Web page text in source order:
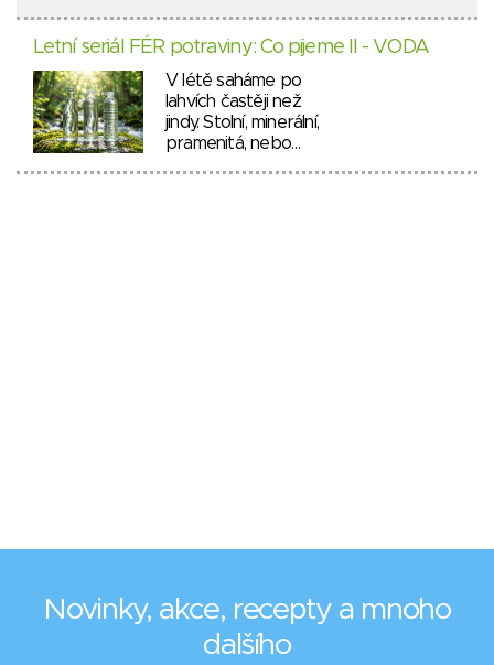
Letní seriál FÉR potraviny: Co pijeme II - VODA
V létě saháme po
lahvích častěji než
jindy. Stolní, minerální,
pramenitá, nebo…
Novinky, akce, recepty a mnoho
dalšího